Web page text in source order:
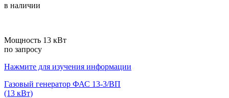
в наличии
Мощность 13 кВт
по запросу
Нажмите для изучения информации
Газовый генератор ФАС 13-3/ВП
(13 кВт)